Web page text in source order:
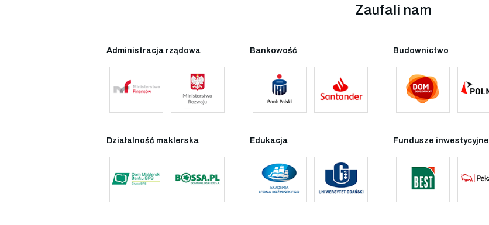
Zaufali nam
Administracja rządowa Bankowość Budownictwo
Działalność maklerska Edukacja Fundusze inwestycyjne